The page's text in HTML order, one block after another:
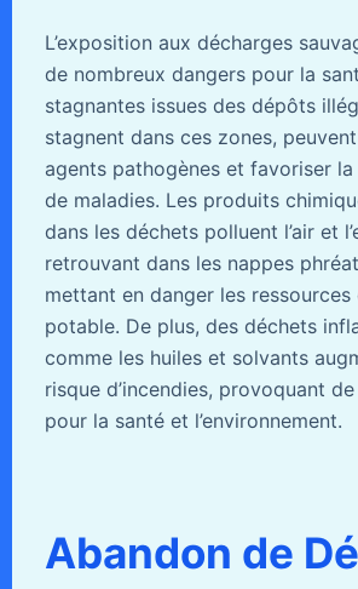
L’exposition aux décharges
de nombreux dangers pour la
stagnantes issues des dépôts
stagnent dans ces zones,
agents pathogènes et favoriser
de maladies. Les produits
dans les déchets polluent l’air et
retrouvant dans les nappes
mettant en danger les ressources
potable. De plus, des déchets
comme les huiles et solvants
risque d’incendies, provoquant
pour la santé et l’environnement.
Abandon de